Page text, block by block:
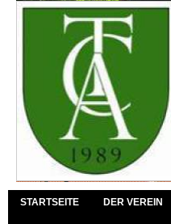
STARTSEITE DER VEREIN